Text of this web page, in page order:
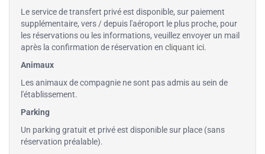
Le service de transfert privé est disponible, sur paiement
supplémentaire, vers / depuis l'aéroport le plus proche, pour
les réservations ou les informations, veuillez envoyer un mail
après la confirmation de réservation en cliquant ici.
Animaux
Les animaux de compagnie ne sont pas admis au sein de
l'établissement.
Parking
Un parking gratuit et privé est disponible sur place (sans
réservation préalable).